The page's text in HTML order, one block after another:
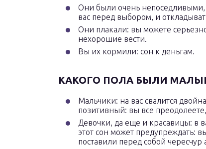
Они были очень непоседливыми,
вас перед выбором, и
Они плакали: вы можете
нехорошие вести.
Вы их кормили: сон к деньгам.
КАКОГО ПОЛА БЫЛИ
Мальчики: на вас свалится
позитивный: вы все
Девочки, да еще и красавицы: в
этот сон может предупреждать:
поставили перед собой